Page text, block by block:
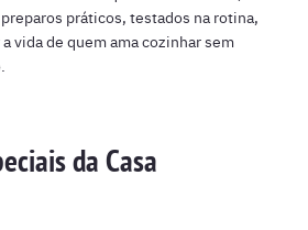
práticos, testados na rotina,
vida de quem ama cozinhar sem
da Casa